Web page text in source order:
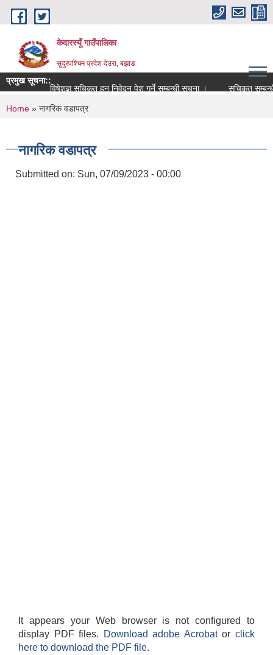
Skip to main content
केदारस्यूँ गाउँपालिका
सुदुरपश्चिम प्रदेश देउरा, बझाङ
प्रमुख सूचना::
विषेशज्ञ सूचिकृत हुन निवेदन पेश गर्ने सम्बन्धी सूचना ।
सूचिकृत सम्बन्धी
You are here
Home » नागरिक वडापत्र
नागरिक वडापत्र
Submitted on: Sun, 07/09/2023 - 00:00
It appears your Web browser is not configured to
display PDF files.
Download adobe Acrobatorclick
here to download the PDF file.